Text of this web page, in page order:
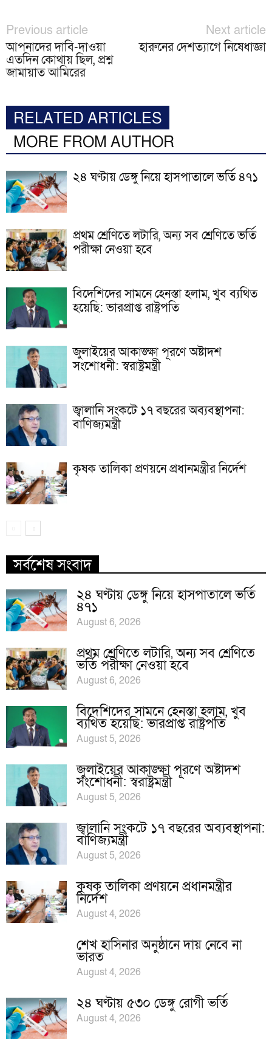
Previous article
আপনাদের দাবি-দাওয়া
এতদিন কোথায় ছিল, প্রশ্ন
জামায়াত আমিরের
Next article
হারুনের দেশত্যাগে নিষেধাজ্ঞা
RELATED ARTICLES
MORE FROM AUTHOR
২৪ ঘণ্টায় ডেঙ্গু নিয়ে হাসপাতালে ভর্তি ৪৭১
প্রথম শ্রেণিতে লটারি, অন্য সব শ্রেণিতে ভর্তি
পরীক্ষা নেওয়া হবে
বিদেশিদের সামনে হেনস্তা হলাম, খুব ব্যথিত
হয়েছি: ভারপ্রাপ্ত রাষ্ট্রপতি
জুলাইয়ের আকাঙ্ক্ষা পূরণে অষ্টাদশ
সংশোধনী: স্বরাষ্ট্রমন্ত্রী
জ্বালানি সংকটে ১৭ বছরের অব্যবস্থাপনা:
বাণিজ্যমন্ত্রী
কৃষক তালিকা প্রণয়নে প্রধানমন্ত্রীর নির্দেশ
সর্বশেষ সংবাদ
২৪ ঘণ্টায় ডেঙ্গু নিয়ে হাসপাতালে ভর্তি
৪৭১
August 6, 2026
প্রথম শ্রেণিতে লটারি, অন্য সব শ্রেণিতে
ভর্তি পরীক্ষা নেওয়া হবে
August 6, 2026
বিদেশিদের সামনে হেনস্তা হলাম, খুব
ব্যথিত হয়েছি: ভারপ্রাপ্ত রাষ্ট্রপতি
August 5, 2026
জুলাইয়ের আকাঙ্ক্ষা পূরণে অষ্টাদশ
সংশোধনী: স্বরাষ্ট্রমন্ত্রী
August 5, 2026
জ্বালানি সংকটে ১৭ বছরের অব্যবস্থাপনা:
বাণিজ্যমন্ত্রী
August 5, 2026
কৃষক তালিকা প্রণয়নে প্রধানমন্ত্রীর
নির্দেশ
August 4, 2026
শেখ হাসিনার অনুষ্ঠানে দায় নেবে না
ভারত
August 4, 2026
২৪ ঘণ্টায় ৫৩০ ডেঙ্গু রোগী ভর্তি
August 4, 2026